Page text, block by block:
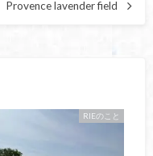
Provence lavender field
RIEのこと